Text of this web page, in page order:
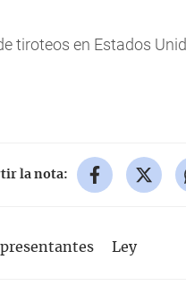
tiroteos en Estados
la nota:
Ley